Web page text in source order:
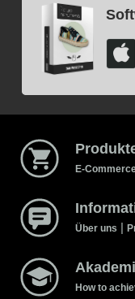
E-
Über uns |
How to